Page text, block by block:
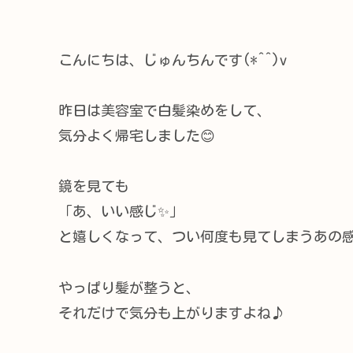
こんにちは、じゅんちんです(*^^)v
昨日は美容室で白髪染めをして、
気分よく帰宅しました😊
鏡を見ても
「あ、いい感じ✨」
と嬉しくなって、つい何度も見てしまうあの感
やっぱり髪が整うと、
それだけで気分も上がりますよね♪